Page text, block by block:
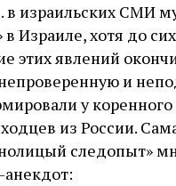
в израильских СМИ
в Израиле, хотя до
этих явлений
и
у
из России.
следопыт»